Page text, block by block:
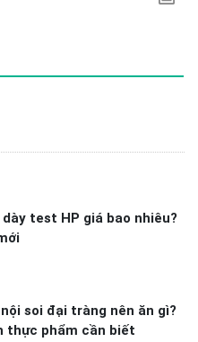
dày test HP giá bao nhiêu?
soi đại tràng nên ăn gì?
thực phẩm cần biết